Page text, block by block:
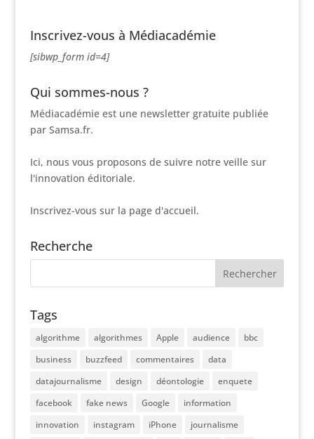
Inscrivez-vous à Médiacadémie
[sibwp_form id=4]
Qui sommes-nous ?
Médiacadémie est une newsletter gratuite publiée
par Samsa.fr.
Ici, nous vous proposons de suivre notre veille sur
l'innovation éditoriale.
Inscrivez-vous sur la page d'accueil.
Recherche
Tags
algorithme algorithmes Apple audience
bbc
business
buzzfeed commentaires
data
datajournalisme
design déontologie
enquete
facebook
fake news Google
information
innovation
instagram iPhone
journalisme